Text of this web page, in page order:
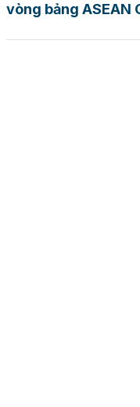
vòng bảng ASEAN